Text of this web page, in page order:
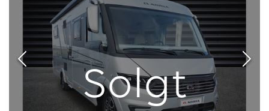
Solgt